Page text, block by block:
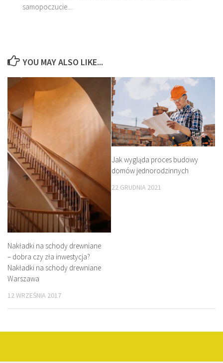
samopoczucie....
YOU MAY ALSO LIKE...
Nakładki na schody drewniane
– dobra czy zła inwestycja?
Nakładki na schody drewniane
Warszawa
12 WRZEŚNIA 2017
Jak wygląda proces budowy
domów jednorodzinnych
22 GRUDNIA 2021